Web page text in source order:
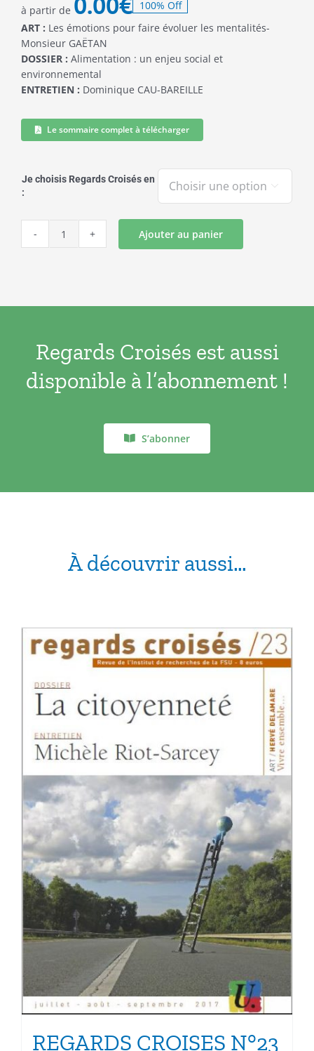
à partir de
100% Off
ART : Les émotions pour faire évoluer les mentalités-
Monsieur GAËTAN
DOSSIER : Alimentation : un enjeu social et
environnemental
ENTRETIEN : Dominique CAU-BAREILLE
Le sommaire complet à télécharger
Je choisis Regards Croisés en
:

quantité
Ajouter au panier
Regards Croisés est aussi
disponible à l’abonnement !
S’abonner
À découvrir aussi…
REGARDS CROISES N°23